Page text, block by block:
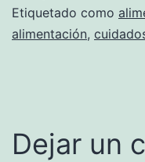
Etiquetado como
alimentación,
Dejar un